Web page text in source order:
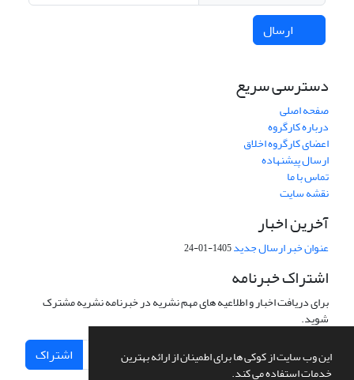
این وب سایت از کوکی ها برای اطمینان از ارائه بهترین
خدمات استفاده می کند.
ارسال
دسترسی سریع
صفحه اصلی
درباره کارگروه
اعضای کارگروه اخلاق
ارسال پیشنهاده
تماس با ما
نقشه سایت
آخرین اخبار
عنوان خبر ارسال جدید1405-01-24
اشتراک خبرنامه
برای دریافت اخبار و اطلاعیه های مهم نشریه در خبرنامه نشریه مشترک
شوید.
اشتراک